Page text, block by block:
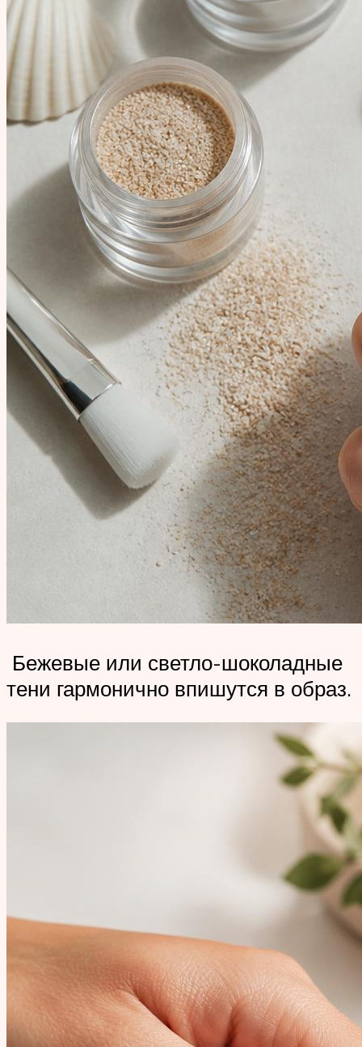
Бежевые или светло-шоколадные
тени гармонично впишутся в образ.